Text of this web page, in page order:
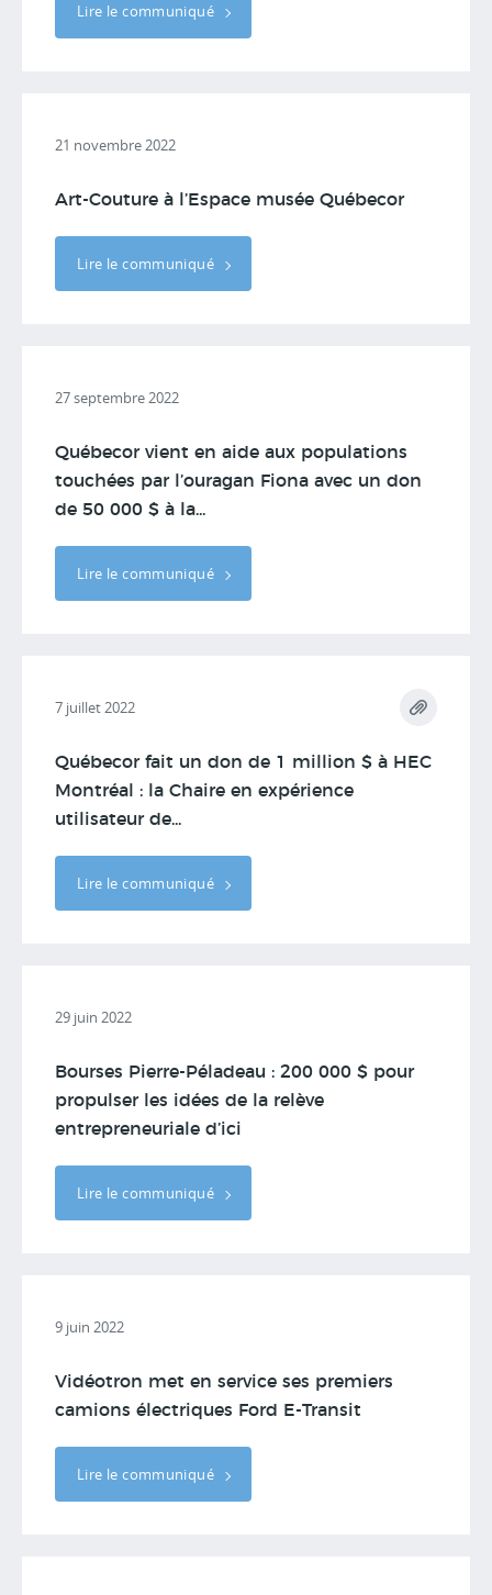
Lire le communiqué
21 novembre 2022
Art-Couture à l’Espace musée Québecor
Lire le communiqué
27 septembre 2022
Québecor vient en aide aux populations
touchées par l’ouragan Fiona avec un don
de 50 000 $ à la...
Lire le communiqué
7 juillet 2022
Québecor fait un don de 1 million $ à HEC
Montréal : la Chaire en expérience
utilisateur de...
Lire le communiqué
29 juin 2022
Bourses Pierre-Péladeau : 200 000 $ pour
propulser les idées de la relève
entrepreneuriale d’ici
Lire le communiqué
9 juin 2022
Vidéotron met en service ses premiers
camions électriques Ford E-Transit
Lire le communiqué